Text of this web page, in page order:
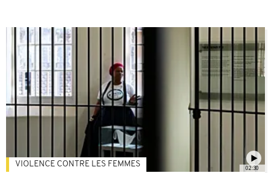
02:30
VIOLENCE CONTRE LES FEMMES